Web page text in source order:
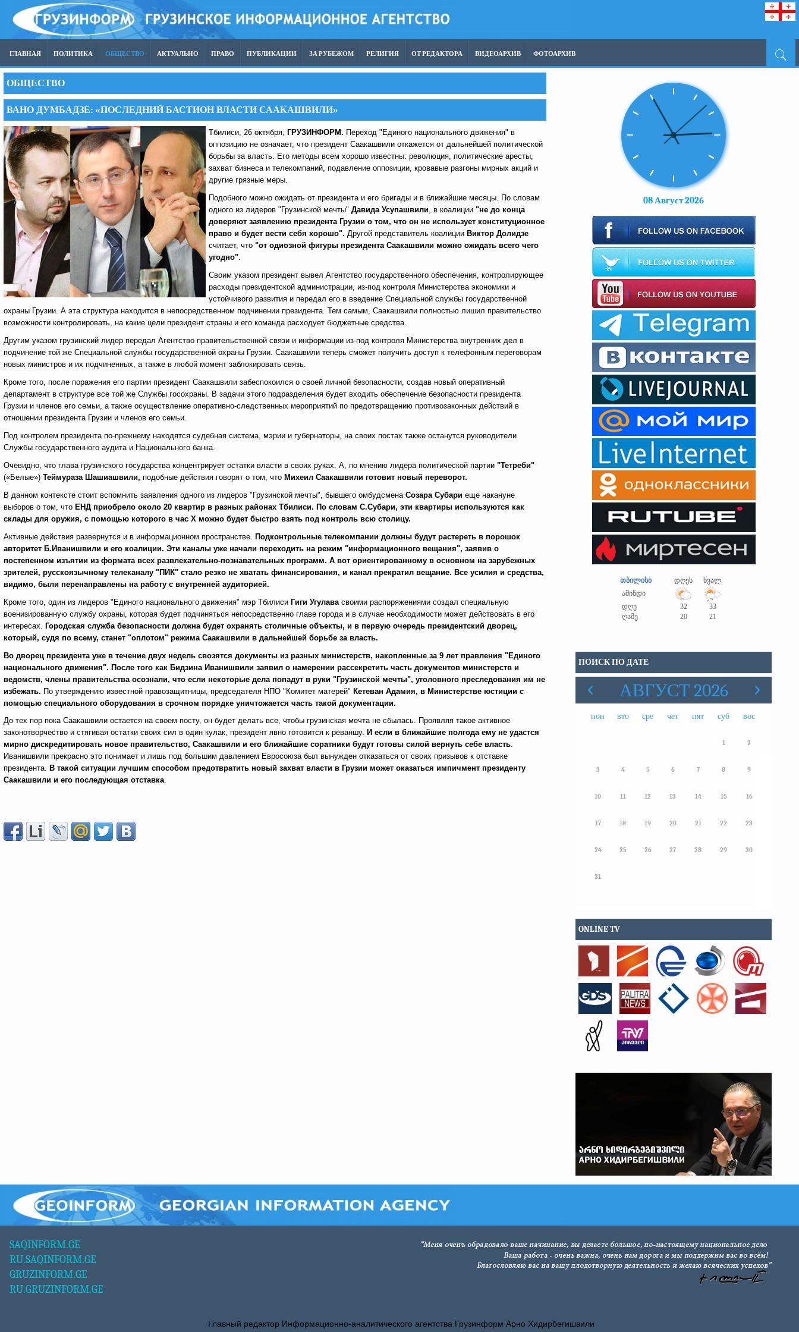
ГЛАВНАЯ ПОЛИТИКА ОБЩЕСТВО АКТУАЛЬНО ПРАВО ПУБЛИКАЦИИ ЗА РУБЕЖОМ РЕЛИГИЯ ОТ РЕДАКТОРА ВИДЕОАРХИВ ФОТОАРХИВ
ОБЩЕСТВО
ВАНО ДУМБАДЗЕ: «ПОСЛЕДНИЙ БАСТИОН ВЛАСТИ СААКАШВИЛИ»
Тбилиси, 26 октября, ГРУЗИНФОРМ. Переход "Единого национального движения" в
оппозицию не означает, что президент Саакашвили откажется от дальнейшей политической
борьбы за власть. Его методы всем хорошо известны: революция, политические аресты,
захват бизнеса и телекомпаний, подавление оппозиции, кровавые разгоны мирных акций и
другие грязные меры.
Подобного можно ожидать от президента и его бригады и в ближайшие месяцы. По словам
одного из лидеров "Грузинской мечты" Давида Усупашвили, в коалиции "не до конца
доверяют заявлению президента Грузии о том, что он не использует конституционное
право и будет вести себя хорошо". Другой представитель коалиции Виктор Долидзе
считает, что "от одиозной фигуры президента Саакашвили можно ожидать всего чего
угодно".
Своим указом президент вывел Агентство государственного обеспечения, контролирующее
расходы президентской администрации, из-под контроля Министерства экономики и
устойчивого развития и передал его в введение Специальной службы государственной
охраны Грузии. А эта структура находится в непосредственном подчинении президента. Тем самым, Саакашвили полностью лишил правительство
возможности контролировать, на какие цели президент страны и его команда расходует бюджетные средства.
Другим указом грузинский лидер передал Агентство правительственной связи и информации из-под контроля Министерства внутренних дел в
подчинение той же Специальной службы государственной охраны Грузии. Саакашвили теперь сможет получить доступ к телефонным переговорам
новых министров и их подчиненных, а также в любой момент заблокировать связь.
Кроме того, после поражения его партии президент Саакашвили забеспокоился о своей личной безопасности, создав новый оперативный
департамент в структуре все той же Службы госохраны. В задачи этого подразделения будет входить обеспечение безопасности президента
Грузии и членов его семьи, а также осуществление оперативно-следственных мероприятий по предотвращению противозаконных действий в
отношении президента Грузии и членов его семьи.
Под контролем президента по-прежнему находятся судебная система, мэрии и губернаторы, на своих постах также останутся руководители
Службы государственного аудита и Национального банка.
Очевидно, что глава грузинского государства концентрирует остатки власти в своих руках. А, по мнению лидера политической партии "Тетреби"
(«Белые») Теймураза Шашиашвили, подобные действия говорят о том, что Михеил Саакашвили готовит новый переворот.
В данном контексте стоит вспомнить заявления одного из лидеров "Грузинской мечты", бывшего омбудсмена Созара Субари еще накануне
выборов о том, что ЕНД приобрело около 20 квартир в разных районах Тбилиси. По словам С.Субари, эти квартиры используются как
склады для оружия, с помощью которого в час X можно будет быстро взять под контроль всю столицу.
Активные действия развернутся и в информационном пространстве. Подконтрольные телекомпании должны будут растереть в порошок
авторитет Б.Иванишвили и его коалиции. Эти каналы уже начали переходить на режим "информационного вещания", заявив о
постепенном изъятии из формата всех развлекательно-познавательных программ. А вот ориентированному в основном на зарубежных
зрителей, русскоязычному телеканалу "ПИК" стало резко не хватать финансирования, и канал прекратил вещание. Все усилия и средства,
видимо, были перенаправлены на работу с внутренней аудиторией.
Кроме того, один из лидеров "Единого национального движения" мэр Тбилиси Гиги Угулавасвоими распоряжениями создал специальную
военизированную службу охраны, которая будет подчиняться непосредственно главе города и в случае необходимости может действовать в его
интересах. Городская служба безопасности должна будет охранять столичные объекты, и в первую очередь президентский дворец,
который, судя по всему, станет "оплотом" режима Саакашвили в дальнейшей борьбе за власть.
Во дворец президента уже в течение двух недель свозятся документы из разных министерств, накопленные за 9 лет правления "Единого
национального движения". После того как Бидзина Иванишвили заявил о намерении рассекретить часть документов министерств и
ведомств, члены правительства осознали, что если некоторые дела попадут в руки "Грузинской мечты", уголовного преследования им не
избежать. По утверждению известной правозащитницы, председателя НПО "Комитет матерей" Кетеван Адамия, в Министерстве юстиции с
помощью специального оборудования в срочном порядке уничтожается часть такой документации.
До тех пор пока Саакашвили остается на своем посту, он будет делать все, чтобы грузинская мечта не сбылась. Проявляя такое активное
законотворчество и стягивая остатки своих сил в один кулак, президент явно готовится к реваншу. И если в ближайшие полгода ему не удастся
мирно дискредитировать новое правительство, Саакашвили и его ближайшие соратники будут готовы силой вернуть себе власть.
Иванишвили прекрасно это понимает и лишь под большим давлением Евросоюза был вынужден отказаться от своих призывов к отставке
президента. В такой ситуации лучшим способом предотвратить новый захват власти в Грузии может оказаться импичмент президенту
Саакашвили и его последующая отставка.
08 Август 2026
თბილისი დღეს
ხვალ
ამინდი
დღე
32
33
ღამე
20 21
ПОИСК ПО ДАТЕ
АВГУСТ 2026
пон вто сре чет пят суб вос
1 2
3 4 5 6 7 8 9
10 11 12 13 14 15 16
17 18 19 20 21 22 23
24 25 26 27 28 29 30
31
ONLINE TV
SAQINFORM.GE
RU.SAQINFORM.GE
GRUZINFORM.GE
RU.GRUZINFORM.GE
Главный редактор Информационно-аналитического агентства Грузинформ Арно Хидирбегишвили